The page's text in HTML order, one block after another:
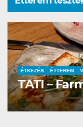
ÉTKEZÉS ÉTTEREM
TATI –